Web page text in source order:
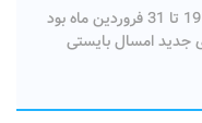
نوبت قبل در سال جاری از 19 تا 31 فروردین ماه بود
جدید امسال بایستی